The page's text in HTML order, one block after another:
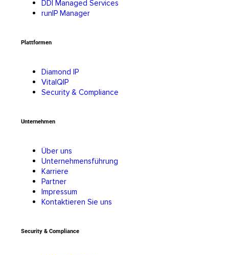
DDI Managed Services
runIP Manager
Plattformen
Diamond IP
VitalQIP
Security & Compliance
Unternehmen
Über uns
Unternehmensführung
Karriere
Partner
Impressum
Kontaktieren Sie uns
Security & Compliance